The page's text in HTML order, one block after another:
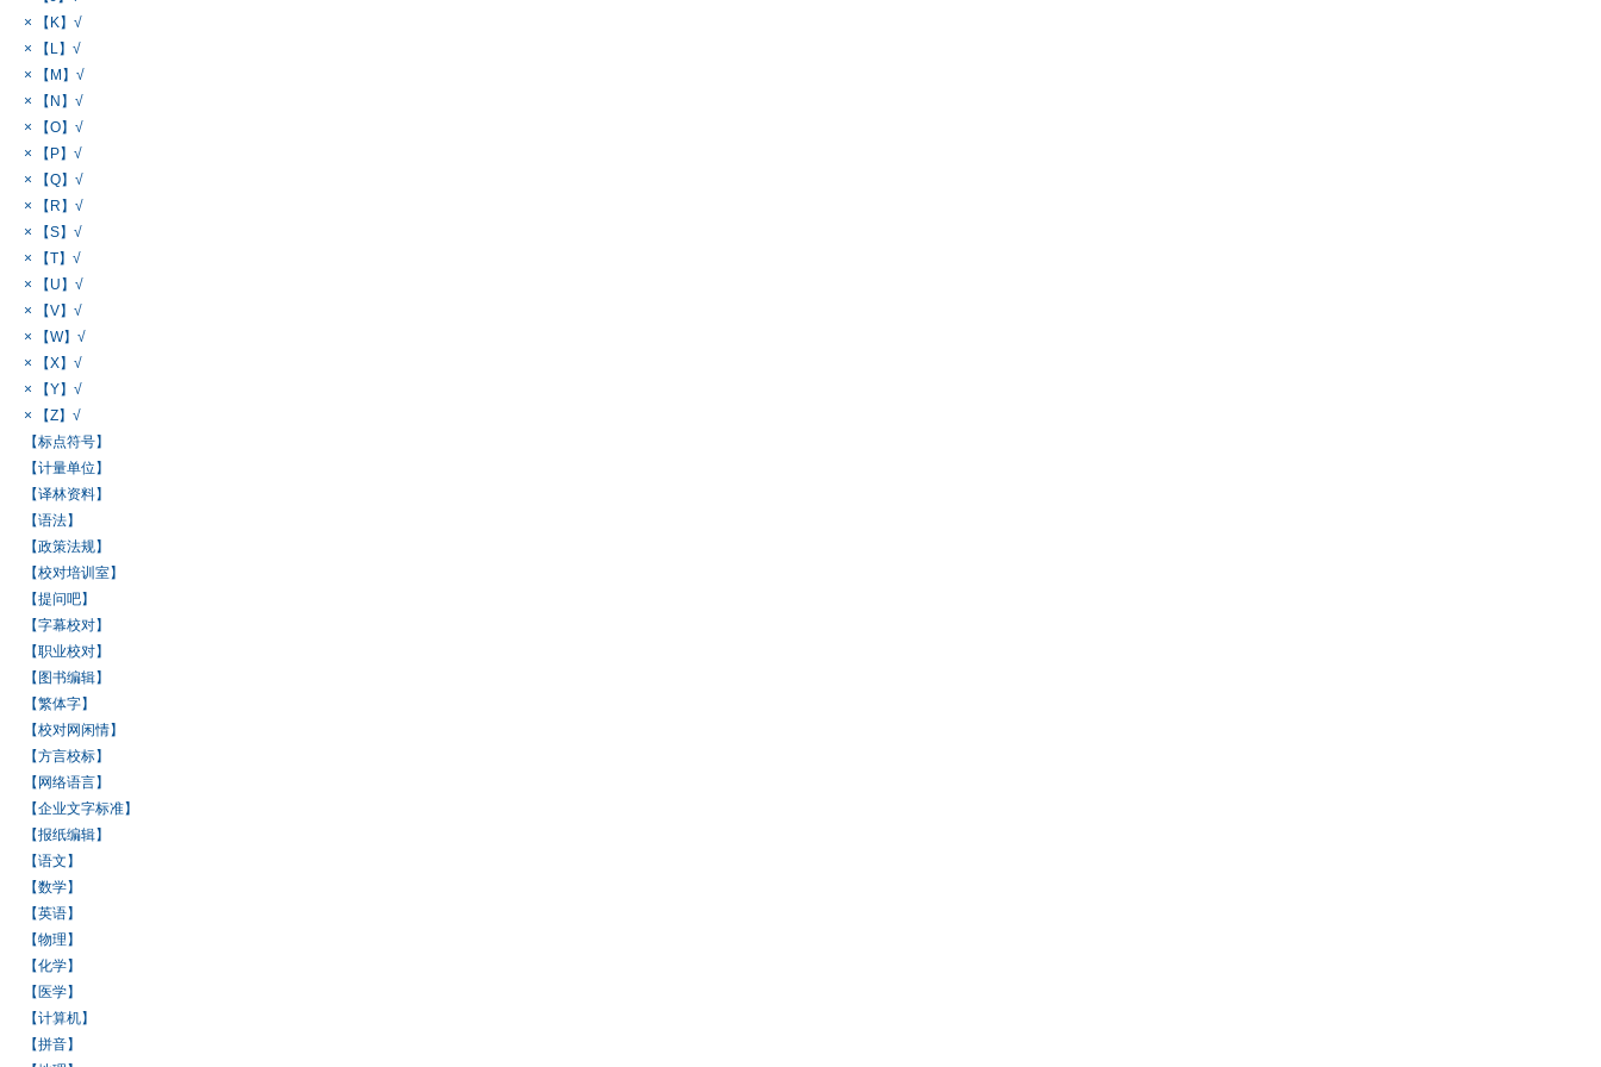
× 【K】√
× 【L】√
× 【M】√
× 【N】√
× 【O】√
× 【P】√
× 【Q】√
× 【R】√
× 【S】√
× 【T】√
× 【U】√
× 【V】√
× 【W】√
× 【X】√
× 【Y】√
× 【Z】√
【标点符号】
【计量单位】
【译林资料】
【语法】
【政策法规】
【校对培训室】
【提问吧】
【字幕校对】
【职业校对】
【图书编辑】
【繁体字】
【校对网闲情】
【方言校标】
【网络语言】
【企业文字标准】
【报纸编辑】
【语文】
【数学】
【英语】
【物理】
【化学】
【医学】
【计算机】
【拼音】